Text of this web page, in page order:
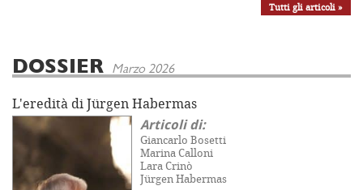
Tutti gli articoli »
DOSSIER Marzo 2026
L'eredità di Jürgen Habermas
Articoli di:
Giancarlo Bosetti
Marina Calloni
Lara Crinò
Jürgen Habermas